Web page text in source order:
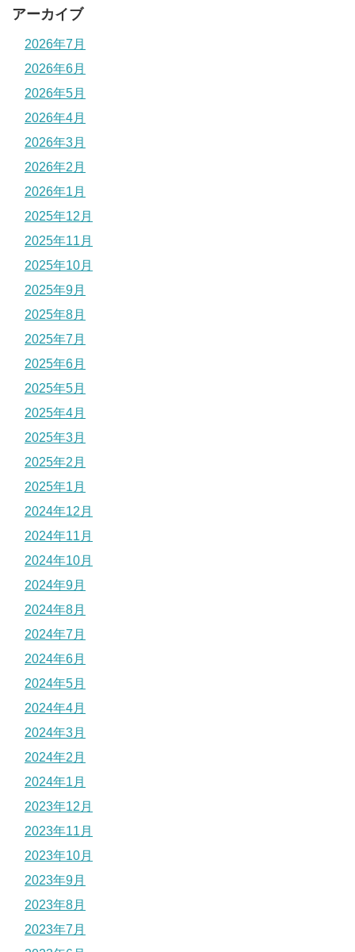
アーカイブ
2026年7月
2026年6月
2026年5月
2026年4月
2026年3月
2026年2月
2026年1月
2025年12月
2025年11月
2025年10月
2025年9月
2025年8月
2025年7月
2025年6月
2025年5月
2025年4月
2025年3月
2025年2月
2025年1月
2024年12月
2024年11月
2024年10月
2024年9月
2024年8月
2024年7月
2024年6月
2024年5月
2024年4月
2024年3月
2024年2月
2024年1月
2023年12月
2023年11月
2023年10月
2023年9月
2023年8月
2023年7月